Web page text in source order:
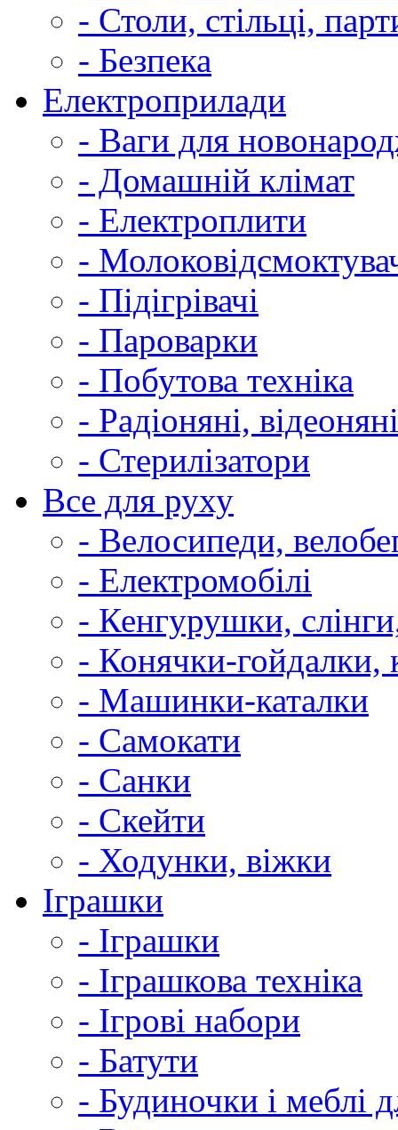
- Столи, стільці,
- Безпека
Електроприлади
- Ваги для
- Домашній клімат
- Електроплити
-
- Підігрівачі
- Пароварки
- Побутова техніка
- Радіоняні, відеоняні
- Стерилізатори
Все для руху
- Велосипеди,
- Електромобілі
- Кенгурушки,
- Конячки-гойдалки,
- Машинки-каталки
- Самокати
- Санки
- Скейти
- Ходунки, віжки
Іграшки
- Іграшки
- Іграшкова техніка
- Ігрові набори
- Батути
- Будиночки і меблі